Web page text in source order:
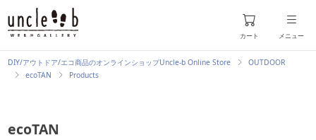
カート メニュー
DIY/アウトドア/エコ商品のオンラインショップUncle-b Online Store
OUTDOOR
ecoTAN
Products
ecoTAN